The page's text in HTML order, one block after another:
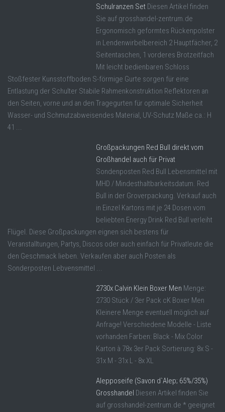
Schulranzen Set Diesen Artikel finden
Sie auf grosshandel-zentrum.de
Ergonomisch geformtes Rückenpolster
in Lendenwirbelbereich 2 Hauptfächer, 2
Seitentaschen, 1 vorderes Brotzeitfach
Mit leicht bedienbaren Schloss
Stoßfester Kunsstoffboden S-förmige Gurte sorgen für eine
Entlastung der Schulter Stabile Rahmenkonstruktion Reflektoren an
den Seiten, vorne und an den Tragegurten für optimale Sicherheit
Wasser- und Schmutzabweisendes Material, UV-Schutz Maße ca.: H
41 ...
Großpackungen Red Bull direkt vom
Großhandel auch für Privat
Sondenposten Red Bull Lebensmittel mit
MHD / Mindesthaltbarkeitsdatum. Red
Bull in der Groverpackung. Verkauf auch
in Einzel Kartons mit je 24 Dosen vom
beliebten Energy Drink Red Bull verleiht
Flügel. Diese Großpackungen eignen sich bestens für
Veranstalltungen, Partys, Discos oder auch einfach für Privatleute die
den Geschmack lieben. Verkaufen aber auch Posten als
Sonderposten Lebvensmittel ...
2730x Calvin Klein Boxer Men Menge:
2730 Stück / 3er Pack cK Boxer Men
Kleinere Menge eventuell möglich auf
Anfrage! Verschiedene Modelle - Liste
vorhanden Farben: Black - Mix Color
Karton à 78x 3er Pack Sortierung: 8x S -
31x M - 31x L - 8x XL
Alepposeife (Savon d`Alep; 65%/35%)
Grosshandel Diesen Artikel finden Sie
auf grosshandel-zentrum.de * geeignet